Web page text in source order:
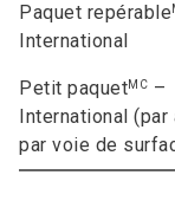
Paquet repérable
International
Petit paquetMC –
International
par voie de